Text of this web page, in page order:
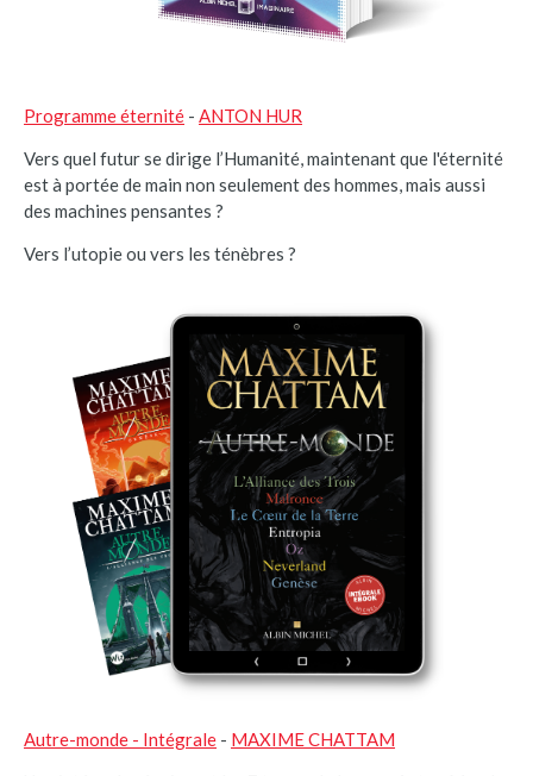
Programme éternité - ANTON HUR
Vers quel futur se dirige l’Humanité, maintenant que l'éternité
est à portée de main non seulement des hommes, mais aussi
des machines pensantes ?
Vers l’utopie ou vers les ténèbres ?
Autre-monde - Intégrale - MAXIME CHATTAM